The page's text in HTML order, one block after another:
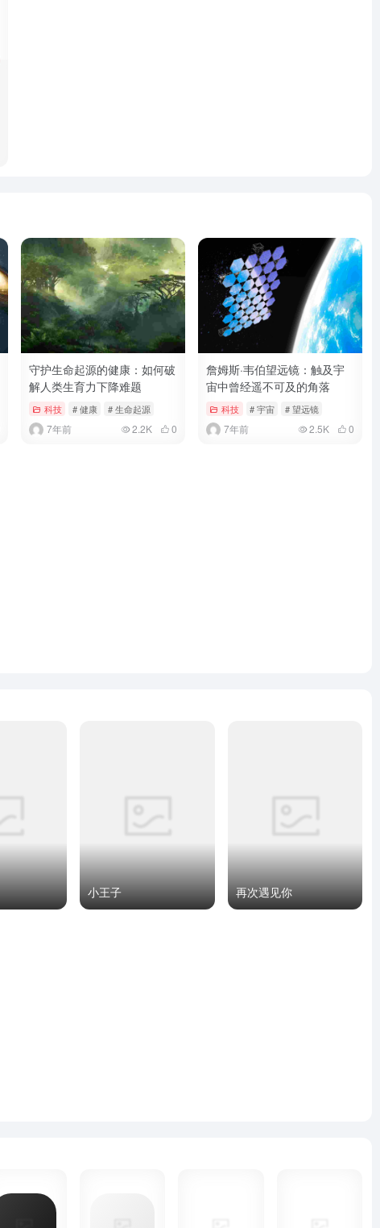
守护生命起源的健康：如何破
解人类生育力下降难题
科技 # 健康 # 生命起源
7年前 2.2K 0
詹姆斯·韦伯望远镜：触及宇
宙中曾经遥不可及的角落
科技 # 宇宙 # 望远镜
7年前 2.5K 0
小王子 再次遇见你